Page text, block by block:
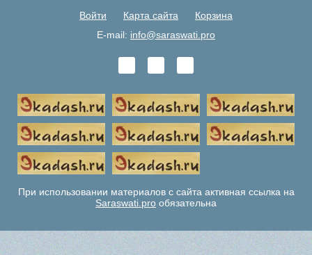
Войти Карта сайта
Корзина
E-mail: info@saraswati.pro
При использовании материалов с сайта активная ссылка на
Saraswati.pro обязательна